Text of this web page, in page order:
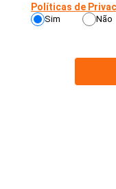
Políticas de
Sim Não